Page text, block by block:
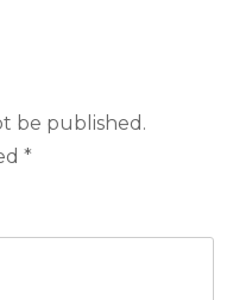
be published.
*